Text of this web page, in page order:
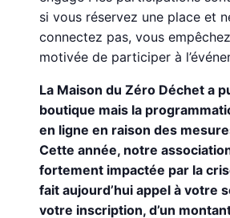
si vous réservez une place et
connectez pas, vous
motivée de participer à
La Maison du Zéro Déchet a
boutique mais la
en ligne en raison des
Cette année, notre
fortement impactée par la
fait aujourd’hui appel à votre
votre inscription, d’un